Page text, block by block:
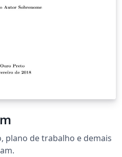
plano de trabalho e demais